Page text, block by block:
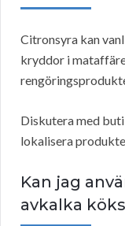
Citronsyra kan
kryddor i
Diskutera med
lokalisera
Kan jag
avkalka